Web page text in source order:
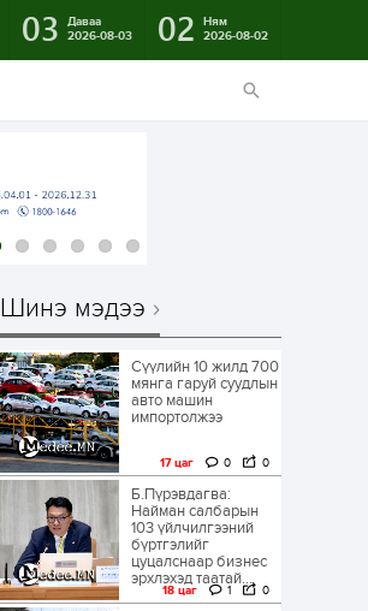
03
Даваа
2026-08-03
02
Ням
2026-08-02
Шинэ мэдээ
Сүүлийн 10 жилд 700
мянга гаруй суудлын
авто машин
импортолжээ
17 цаг 0 0
Б.Пүрэвдагва:
Найман салбарын
103 үйлчилгээний
бүртгэлийг
цуцалснаар бизнес
эрхлэхэд таатай...
18 цаг 1 0